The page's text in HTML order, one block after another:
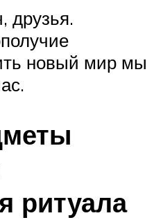
друзья.
новый мир мы
ритуала